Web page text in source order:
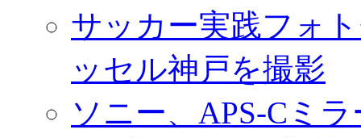
サッカー実践フォ
ッセル神戸を撮影
ソニー、APS-Cミ